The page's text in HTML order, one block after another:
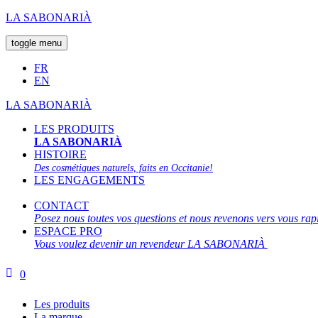
LA SABONARIÀ
toggle menu
FR
EN
LA SABONARIÀ
LES PRODUITS
LA SABONARIÀ
HISTOIRE
Des cosmétiques naturels, faits en Occitanie!
LES ENGAGEMENTS
CONTACT
Posez nous toutes vos questions et nous revenons vers vous
ESPACE PRO
Vous voulez devenir un revendeur LA SABONARIÀ
0
Les produits